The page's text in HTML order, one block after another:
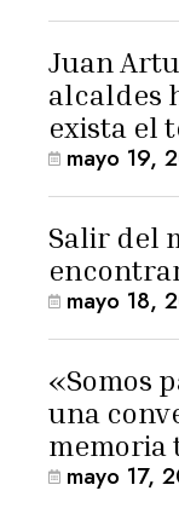
Juan
alcaldes
exista el
mayo 19,
Salir del
mayo 18,
«Somos
una
memoria
mayo 17,